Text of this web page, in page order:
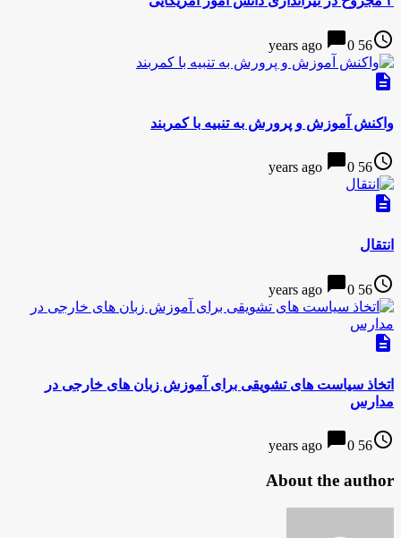
access_time
56 years ago
chat_bubble0
description
واکنش آموزش و پرورش به تنبیه با کمربند
access_time
56 years ago
chat_bubble0
description
انتقال
access_time
56 years ago
chat_bubble0
description
اتخاذ سیاست های تشویقی برای آموزش زبان های خارجی در
مدارس
access_time
56 years ago
chat_bubble0
About the author